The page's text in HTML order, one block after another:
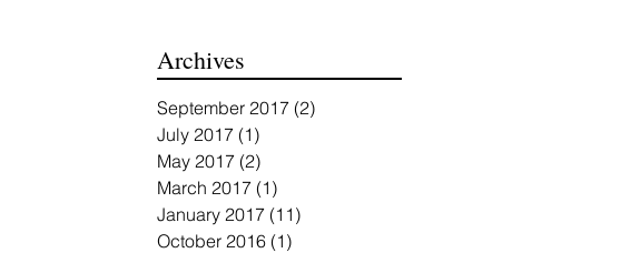
Archives
September 2017 (2)
July 2017 (1)
May 2017 (2)
March 2017 (1)
January 2017 (11)
October 2016 (1)